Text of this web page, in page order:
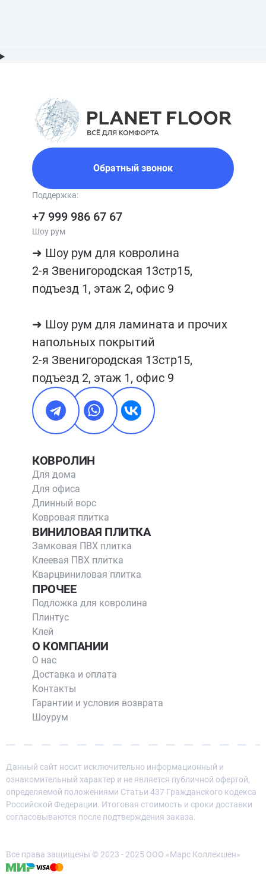
Обратный звонок
Поддержка:
+7 999 986 67 67
Шоу рум
➜ Шоу рум для ковролина
2-я Звенигородская 13стр15,
подъезд 1, этаж 2, офис 9
➜ Шоу рум для ламината и прочих
напольных покрытий
2-я Звенигородская 13стр15,
подъезд 2, этаж 1, офис 9
КОВРОЛИН
Для дома
Для офиса
Длинный ворс
Ковровая плитка
ВИНИЛОВАЯ ПЛИТКА
Замковая ПВХ плитка
Клеевая ПВХ плитка
Кварцвиниловая плитка
ПРОЧЕЕ
Подложка для ковролина
Плинтус
Клей
О КОМПАНИИ
О нас
Доставка и оплата
Контакты
Гарантии и условия возврата
Шоурум
Данный сайт носит исключительно информационный и
ознакомительный характер и не является публичной офертой,
определяемой положениями Статьи 437 Гражданского кодекса
Российской Федерации. Итоговая стоимость и сроки доставки
согласовываются после подтверждения заказа.
Все права защищены © 2023 - 2025 ООО «Марс Коллекшен»